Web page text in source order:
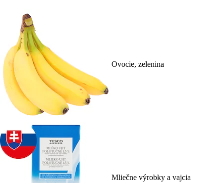
Ovocie, zelenina
Mliečne výrobky a vajcia